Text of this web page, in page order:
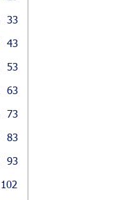
33
43
53
63
73
83
93
102